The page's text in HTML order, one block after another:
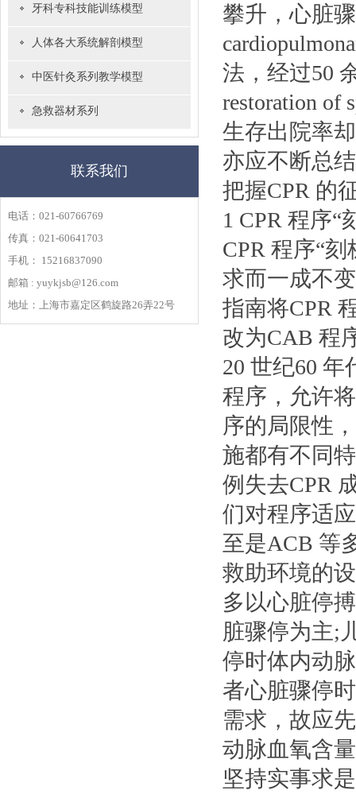
牙科专科技能训练模型
人体各大系统解剖模型
中医针灸系列教学模型
急救器材系列
联系我们
电话：021-60766769
传真：021-60641703
手机： 15216837090
邮箱 : yuykjsb@126.com
地址：上海市嘉定区鹤旋路26弄22号
攀升，心脏
法，经过50
restoration of
生存出院率
亦应不断总
把握CPR 的
1 CPR 程序“
CPR 程序“
求而一成不
指南将CPR
改为CAB 程
20 世纪60
程序，允许
序的局限性
施都有不同
例失去CPR
们对程序适
至是ACB 等
救助环境的
多以心脏停
脏骤停为主;
停时体内动
者心脏骤停
需求，故应
动脉血氧含
坚持实事求